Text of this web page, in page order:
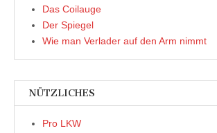
Das Coilauge
Der Spiegel
Wie man Verlader auf den Arm nimmt
NÜTZLICHES
Pro LKW